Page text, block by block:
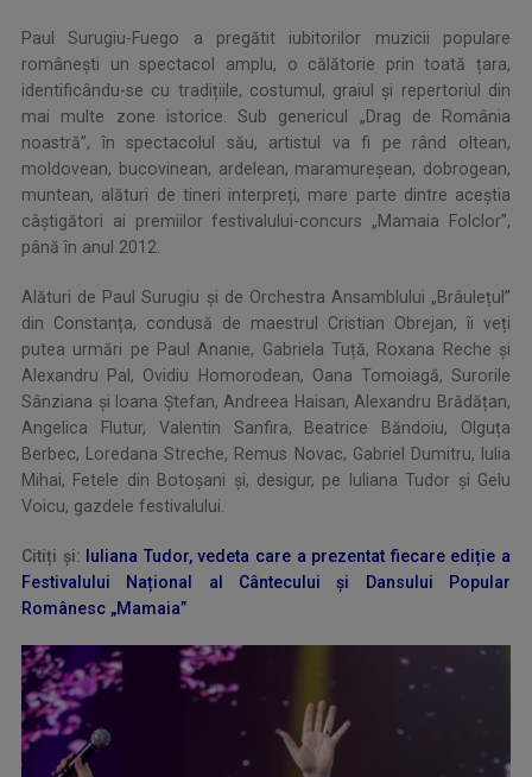
Paul Surugiu-Fuego a pregătit iubitorilor muzicii populare
românești un spectacol amplu, o călătorie prin toată țara,
identificându-se cu tradițiile, costumul, graiul și repertoriul din
mai multe zone istorice. Sub genericul „Drag de România
noastră”, în spectacolul său, artistul va fi pe rând oltean,
moldovean, bucovinean, ardelean, maramureșean, dobrogean,
muntean, alături de tineri interpreți, mare parte dintre aceștia
câștigători ai premiilor festivalului-concurs „Mamaia Folclor”,
până în anul 2012.
Alături de Paul Surugiu și de Orchestra Ansamblului „Brâulețul”
din Constanța, condusă de maestrul Cristian Obrejan, îi veți
putea urmări pe Paul Ananie, Gabriela Tuță, Roxana Reche și
Alexandru Pal, Ovidiu Homorodean, Oana Tomoiagă, Surorile
Sânziana și Ioana Ștefan, Andreea Haisan, Alexandru Brădățan,
Angelica Flutur, Valentin Sanfira, Beatrice Băndoiu, Olguța
Berbec, Loredana Streche, Remus Novac, Gabriel Dumitru, Iulia
Mihai, Fetele din Botoșani și, desigur, pe Iuliana Tudor și Gelu
Voicu, gazdele festivalului.
Citiți și:
Iuliana Tudor, vedeta care a prezentat fiecare ediție a
Festivalului Național al Cântecului și Dansului Popular
Românesc „Mamaia”